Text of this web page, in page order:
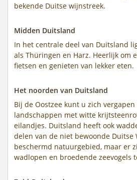
bekende Duitse wijnstreek.
Midden Duitsland
In het centrale deel van Duitsland
als Thüringen en Harz. Heerlijk om
fietsen en genieten van lekker eten.
Het noorden van Duitsland
Bij de Oostzee kunt u zich
landschappen met witte
eilandjes. Duitsland heeft ook
delen van de niet bewoonde Duitse
beschermd natuurgebied, maar er
wadlopen en broedende zeevogels